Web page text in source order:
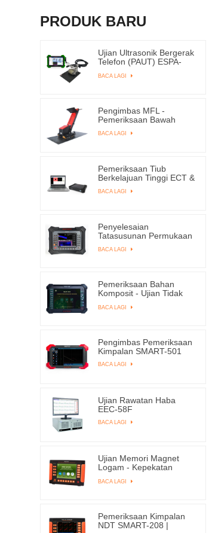
PRODUK BARU
Ujian Ultrasonik Bergerak
Telefon (PAUT) ESPA-
BACA LAGI
Pengimbas MFL -
Pemeriksaan Bawah
4000ME
BACA LAGI
Pemeriksaan Tiub
Berkelajuan Tinggi ECT &
BACA LAGI
Penyelesaian
Tatasusunan Permukaan
BACA LAGI
Pemeriksaan Bahan
Komposit - Ujian Tidak
6MK | EDDYSUN
BACA LAGI
Pengimbas Pemeriksaan
Kimpalan SMART-501
BACA LAGI
Ujian Rawatan Haba
EEC-58F
BACA LAGI
Ujian Memori Magnet
Logam - Kepekatan
BACA LAGI
Pemeriksaan Kimpalan
NDT SMART-208 |